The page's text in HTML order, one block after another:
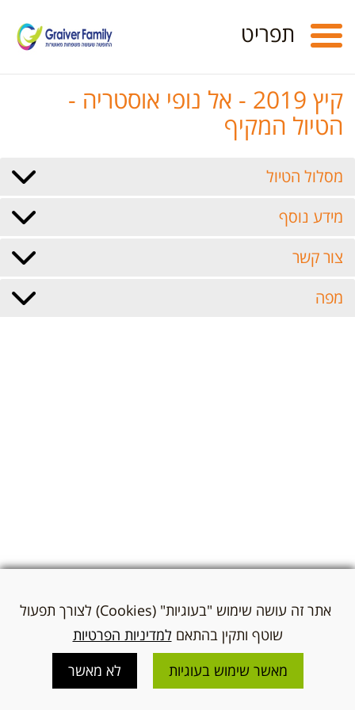
Toggle
navigation
תפריט
קיץ 2019 - אל נופי אוסטריה -
הטיול המקיף
מסלול הטיול
מידע נוסף
צור קשר
מפה
אתר זה עושה שימוש "בעוגיות" (Cookies) לצורך תפעול
שוטף ותקין בהתאם למדיניות הפרטיות
מאשר שימוש בעוגיות
לא מאשר